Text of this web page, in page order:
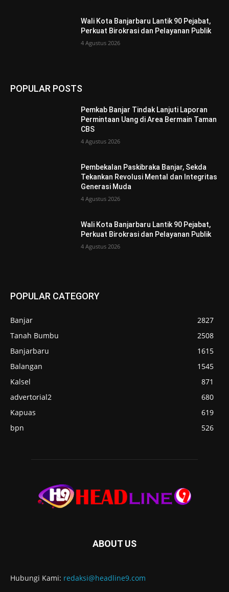
Wali Kota Banjarbaru Lantik 90 Pejabat,
Perkuat Birokrasi dan Pelayanan Publik
4 Agustus 2026
POPULAR POSTS
Pemkab Banjar Tindak Lanjuti Laporan
Permintaan Uang di Area Bermain Taman
CBS
4 Agustus 2026
Pembekalan Paskibraka Banjar, Sekda
Tekankan Revolusi Mental dan Integritas
Generasi Muda
4 Agustus 2026
Wali Kota Banjarbaru Lantik 90 Pejabat,
Perkuat Birokrasi dan Pelayanan Publik
4 Agustus 2026
POPULAR CATEGORY
Banjar
2827
Tanah Bumbu
2508
Banjarbaru
1615
Balangan
1545
Kalsel
871
advertorial2
680
Kapuas
619
bpn
526
ABOUT US
Hubungi Kami: redaksi@headline9.com